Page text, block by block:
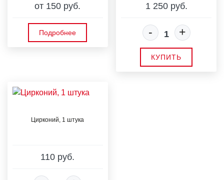
от 150 руб.
Подробнее
1 250 руб.
- +
КУПИТЬ
Цирконий, 1 штука
110 руб.